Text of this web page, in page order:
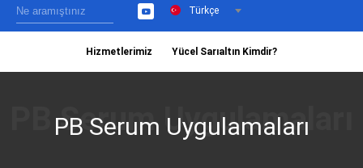
YouTubeTürkçe
Hizmetlerimiz Yücel Sarıaltın Kimdir?
PB Serum Uygulamaları